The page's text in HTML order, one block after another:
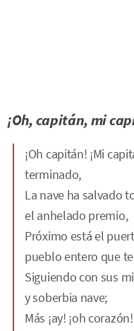
¡Oh, capitán, mi
¡Oh capitán! ¡Mi
terminado,
La nave ha salvado
el anhelado premio,
Próximo está el
pueblo entero que
Siguiendo con sus
y soberbia nave;
Más ¡ay! ¡oh